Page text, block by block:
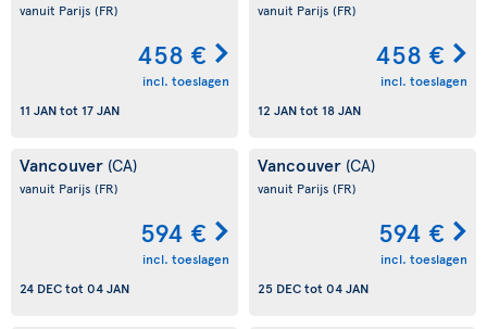
vanuit Parijs (FR)
458 €
incl. toeslagen
11 JANtot 17 JAN
vanuit Parijs (FR)
458 €
incl. toeslagen
12 JANtot 18 JAN
Vancouver (CA)
vanuit Parijs (FR)
594 €
incl. toeslagen
24 DECtot 04 JAN
Vancouver (CA)
vanuit Parijs (FR)
594 €
incl. toeslagen
25 DECtot 04 JAN